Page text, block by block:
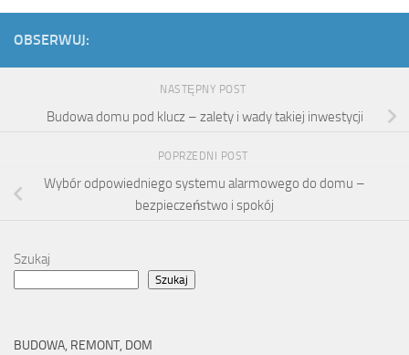
OBSERWUJ:
NASTĘPNY POST
Budowa domu pod klucz – zalety i wady takiej inwestycji
POPRZEDNI POST
Wybór odpowiedniego systemu alarmowego do domu –
bezpieczeństwo i spokój
Szukaj
Szukaj
BUDOWA, REMONT, DOM